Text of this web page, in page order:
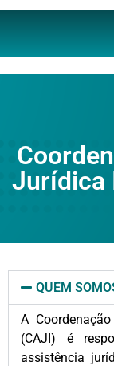
Jurídica
QUEM
A
(CAJI) é
assistência